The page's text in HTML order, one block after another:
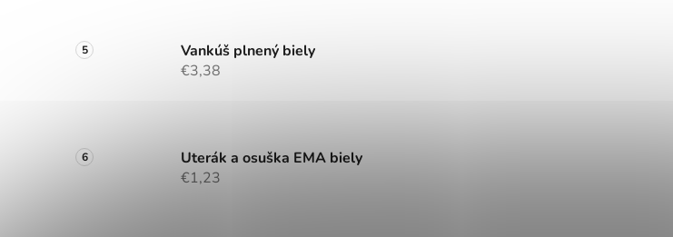
Vankúš plnený biely
€3,38
Uterák a osuška EMA biely
€1,23